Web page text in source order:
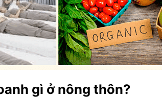
gì ở nông thôn?